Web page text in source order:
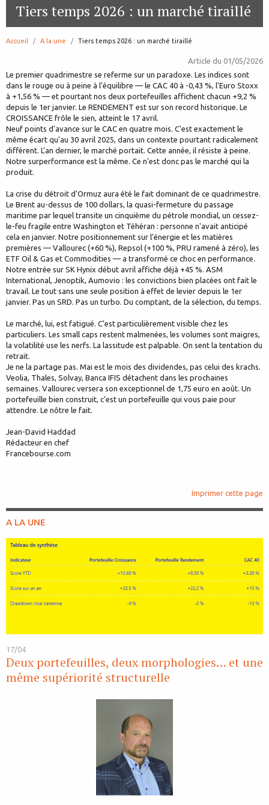
Tiers temps 2026 : un marché tiraillé
Accueil A la une page:
Tiers temps 2026 : un marché tiraillé
Article du 01/05/2026
Le premier quadrimestre se referme sur un paradoxe. Les indices sont
dans le rouge ou à peine à l'équilibre — le CAC 40 à -0,43 %, l'Euro Stoxx
à +1,56 % — et pourtant nos deux portefeuilles affichent chacun +9,2 %
depuis le 1er janvier. Le RENDEMENT est sur son record historique. Le
CROISSANCE frôle le sien, atteint le 17 avril.
Neuf points d'avance sur le CAC en quatre mois. C'est exactement le
même écart qu'au 30 avril 2025, dans un contexte pourtant radicalement
différent. L'an dernier, le marché portait. Cette année, il résiste à peine.
Notre surperformance est la même. Ce n'est donc pas le marché qui la
produit.
La crise du détroit d'Ormuz aura été le fait dominant de ce quadrimestre.
Le Brent au-dessus de 100 dollars, la quasi-fermeture du passage
maritime par lequel transite un cinquième du pétrole mondial, un cessez-
le-feu fragile entre Washington et Téhéran : personne n'avait anticipé
cela en janvier. Notre positionnement sur l'énergie et les matières
premières — Vallourec (+60 %), Repsol (+100 %, PRU ramené à zéro), les
ETF Oil & Gas et Commodities — a transformé ce choc en performance.
Notre entrée sur SK Hynix début avril affiche déjà +45 %. ASM
International, Jenoptik, Aumovio : les convictions bien placées ont fait le
travail. Le tout sans une seule position à effet de levier depuis le 1er
janvier. Pas un SRD. Pas un turbo. Du comptant, de la sélection, du temps.
Le marché, lui, est fatigué. C'est particulièrement visible chez les
particuliers. Les small caps restent malmenées, les volumes sont maigres,
la volatilité use les nerfs. La lassitude est palpable. On sent la tentation du
retrait.
Je ne la partage pas. Mai est le mois des dividendes, pas celui des krachs.
Veolia, Thales, Solvay, Banca IFIS détachent dans les prochaines
semaines. Vallourec versera son exceptionnel de 1,75 euro en août. Un
portefeuille bien construit, c'est un portefeuille qui vous paie pour
attendre. Le nôtre le fait.
Jean-David Haddad
Rédacteur en chef
Francebourse.com
Imprimer cette page
A LA UNE
17/04
Deux portefeuilles, deux morphologies… et une
même supériorité structurelle